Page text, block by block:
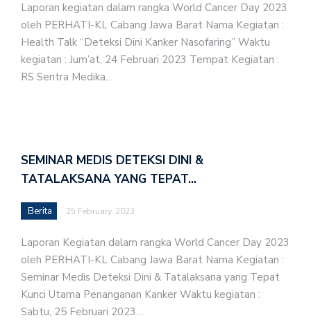
Laporan kegiatan dalam rangka World Cancer Day 2023
oleh PERHATI-KL Cabang Jawa Barat Nama Kegiatan :
Health Talk “Deteksi Dini Kanker Nasofaring” Waktu
kegiatan : Jum’at, 24 Februari 2023 Tempat Kegiatan :
RS Sentra Medika…
SEMINAR MEDIS DETEKSI DINI &
TATALAKSANA YANG TEPAT…
Berita 25 February, 2023
Laporan Kegiatan dalam rangka World Cancer Day 2023
oleh PERHATI-KL Cabang Jawa Barat Nama Kegiatan :
Seminar Medis Deteksi Dini & Tatalaksana yang Tepat
Kunci Utama Penanganan Kanker Waktu kegiatan :
Sabtu, 25 Februari 2023…